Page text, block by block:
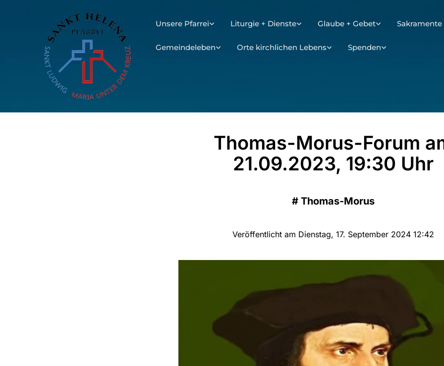
Unsere Pfarrei Liturgie + Dienste Glaube + Gebet
Gemeindeleben Orte kirchlichen Lebens Spenden
Thomas-Morus-Forum
21.09.2023, 19:30 Uhr
# Thomas-Morus
Veröffentlicht am Dienstag, 17. September 2024 12:42